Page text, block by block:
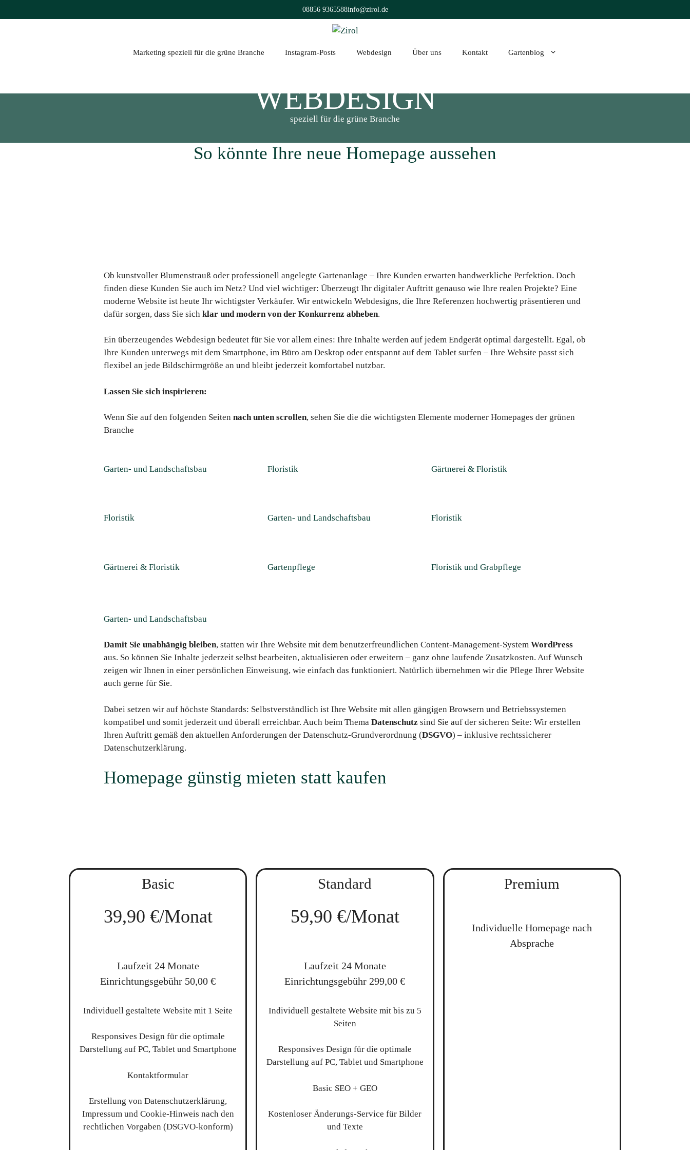
Inhalt
08856 9365588info@zirol.de
Marketing speziell für die grüne Branche Instagram-Posts Webdesign Über uns Kontakt Gartenblog
WEBDESIGN
speziell für die grüne Branche
So könnte Ihre neue Homepage aussehen
Ob kunstvoller Blumenstrauß oder professionell angelegte Gartenanlage – Ihre Kunden erwarten handwerkliche Perfektion. Doch
finden diese Kunden Sie auch im Netz? Und viel wichtiger: Überzeugt Ihr digitaler Auftritt genauso wie Ihre realen Projekte? Eine
moderne Website ist heute Ihr wichtigster Verkäufer. Wir entwickeln Webdesigns, die Ihre Referenzen hochwertig präsentieren und
dafür sorgen, dass Sie sich klar und modern von der Konkurrenz abheben.
Ein überzeugendes Webdesign bedeutet für Sie vor allem eines: Ihre Inhalte werden auf jedem Endgerät optimal dargestellt. Egal, ob
Ihre Kunden unterwegs mit dem Smartphone, im Büro am Desktop oder entspannt auf dem Tablet surfen – Ihre Website passt sich
flexibel an jede Bildschirmgröße an und bleibt jederzeit komfortabel nutzbar.
Lassen Sie sich inspirieren:
Wenn Sie auf den folgenden Seiten nach unten scrollen, sehen Sie die die wichtigsten Elemente moderner Homepages der grünen
Branche
Garten- und Landschaftsbau Floristik Gärtnerei & Floristik
Floristik Garten- und Landschaftsbau Floristik
Gärtnerei & Floristik Gartenpflege Floristik und Grabpflege
Garten- und Landschaftsbau
Damit Sie unabhängig bleiben, statten wir Ihre Website mit dem benutzerfreundlichen Content-Management-System WordPress
aus. So können Sie Inhalte jederzeit selbst bearbeiten, aktualisieren oder erweitern – ganz ohne laufende Zusatzkosten. Auf Wunsch
zeigen wir Ihnen in einer persönlichen Einweisung, wie einfach das funktioniert. Natürlich übernehmen wir die Pflege Ihrer Website
auch gerne für Sie.
Dabei setzen wir auf höchste Standards: Selbstverständlich ist Ihre Website mit allen gängigen Browsern und Betriebssystemen
kompatibel und somit jederzeit und überall erreichbar. Auch beim Thema Datenschutzsind Sie auf der sicheren Seite: Wir erstellen
Ihren Auftritt gemäß den aktuellen Anforderungen der Datenschutz-Grundverordnung (DSGVO) – inklusive rechtssicherer
Datenschutzerklärung.
Homepage günstig mieten statt kaufen
Basic
39,90 €/Monat
Laufzeit 24 Monate
Einrichtungsgebühr 50,00 €
Individuell gestaltete Website mit 1 Seite
Responsives Design für die optimale
Darstellung auf PC, Tablet und Smartphone
Kontaktformular
Erstellung von Datenschutzerklärung,
Impressum und Cookie-Hinweis nach den
rechtlichen Vorgaben (DSGVO-konform)
Standard
59,90 €/Monat
Laufzeit 24 Monate
Einrichtungsgebühr 299,00 €
Individuell gestaltete Website mit bis zu 5
Seiten
Responsives Design für die optimale
Darstellung auf PC, Tablet und Smartphone
Basic SEO + GEO
Kostenloser Änderungs-Service für Bilder
und Texte
Premium
Individuelle Homepage nach
Absprache